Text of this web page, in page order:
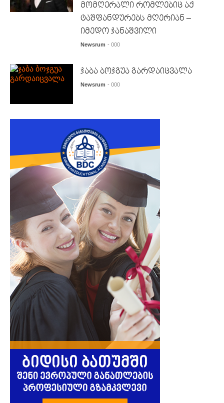
მომღერალი რომლებიც აქ
ტაშფანდურებს მღერიან –
იმედო ჯანაშვილი
Newsrum - 000
ჯაბა ბოჯგუა გარდაიცვალა
Newsrum - 000